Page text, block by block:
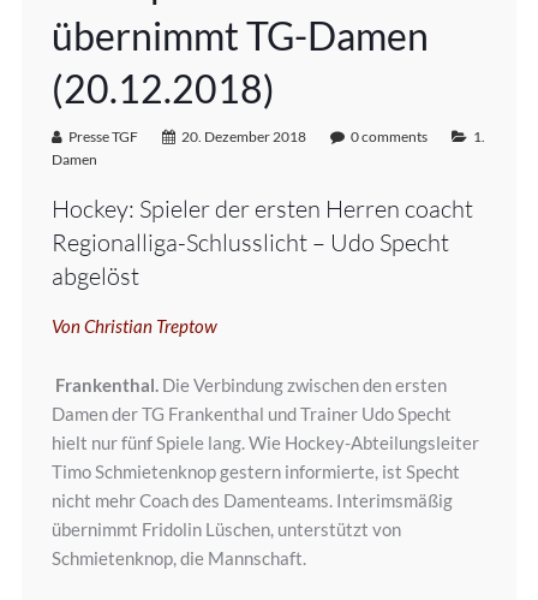
übernimmt TG-Damen
(20.12.2018)
Presse TGF 20. Dezember 2018 0 comments
1.
Damen
Hockey: Spieler der ersten Herren coacht
Regionalliga-Schlusslicht – Udo Specht
abgelöst
Von Christian Treptow
Frankenthal.Die Verbindung zwischen den ersten
Damen der TG Frankenthal und Trainer Udo Specht
hielt nur fünf Spiele lang. Wie Hockey-Abteilungsleiter
Timo Schmietenknop gestern informierte, ist Specht
nicht mehr Coach des Damenteams. Interimsmäßig
übernimmt Fridolin Lüschen, unterstützt von
Schmietenknop, die Mannschaft.